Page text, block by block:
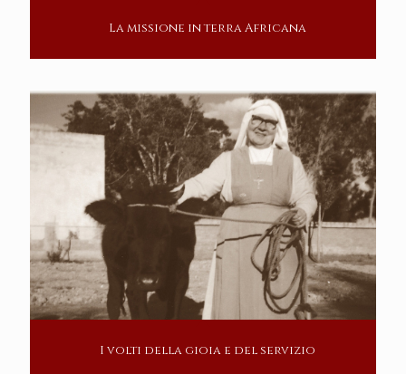
La missione in terra Africana
I volti della gioia e del servizio